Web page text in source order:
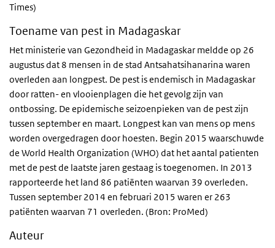
Times)
Toename van pest in Madagaskar
Het ministerie van Gezondheid in Madagaskar meldde op 26
augustus dat 8 mensen in de stad Antsahatsihanarina waren
overleden aan longpest. De pest is endemisch in Madagaskar
door ratten- en vlooienplagen die het gevolg zijn van
ontbossing. De epidemische seizoenpieken van de pest zijn
tussen september en maart. Longpest kan van mens op mens
worden overgedragen door hoesten. Begin 2015 waarschuwde
de World Health Organization (WHO) dat het aantal patienten
met de pest de laatste jaren gestaag is toegenomen. In 2013
rapporteerde het land 86 patiënten waarvan 39 overleden.
Tussen september 2014 en februari 2015 waren er 263
patiënten waarvan 71 overleden. (Bron: ProMed)
Auteur